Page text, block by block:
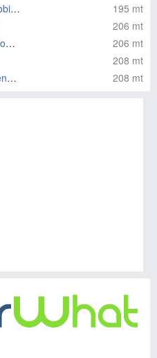
Urbiangelus - Investimentos Imobiliários
195 mt
206 mt
Pedro Casanova - Mediação Imobiliária Lda
206 mt
208 mt
Quinta dos Bicos - Compra e Venda Propriedades Exploração Hotele
208 mt